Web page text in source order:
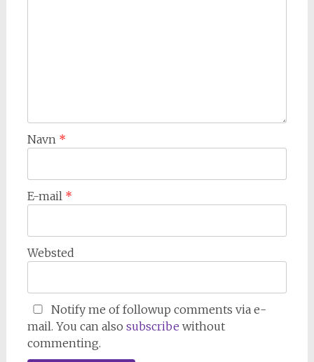
Navn *
E-mail *
Websted
Notify me of followup comments via e-
mail. You can also subscribe without
commenting.